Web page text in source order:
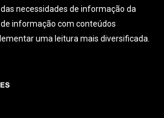
necessidades de informação da
informação com conteúdos
uma leitura mais diversificada.